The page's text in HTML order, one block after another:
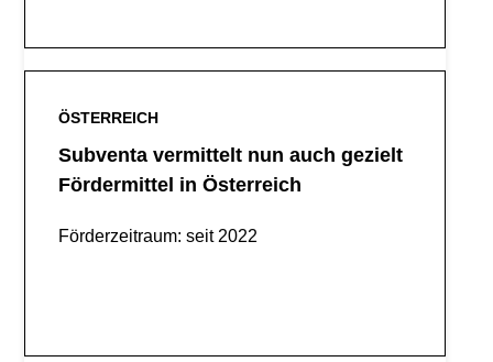
ÖSTERREICH
Subventa vermittelt nun auch gezielt
Fördermittel in Österreich
Förderzeitraum: seit 2022